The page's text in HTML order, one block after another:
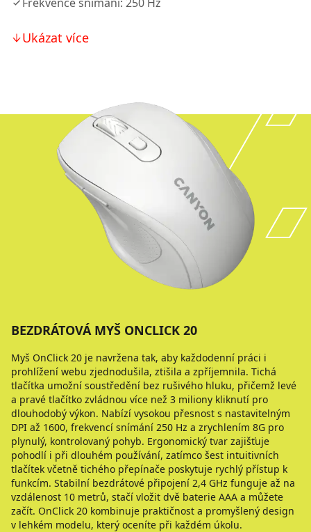
Ukázat více
BEZDRÁTOVÁ MYŠ ONCLICK 20
Myš OnClick 20 je navržena tak, aby každodenní práci i
prohlížení webu zjednodušila, ztišila a zpříjemnila. Tichá
tlačítka umožní soustředění bez rušivého hluku, přičemž levé
a pravé tlačítko zvládnou více než 3 miliony kliknutí pro
dlouhodobý výkon. Nabízí vysokou přesnost s nastavitelným
DPI až 1600, frekvencí snímání 250 Hz a zrychlením 8G pro
plynulý, kontrolovaný pohyb. Ergonomický tvar zajišťuje
pohodlí i při dlouhém používání, zatímco šest intuitivních
tlačítek včetně tichého přepínače poskytuje rychlý přístup k
funkcím. Stabilní bezdrátové připojení 2,4 GHz funguje až na
vzdálenost 10 metrů, stačí vložit dvě baterie AAA a můžete
začít. OnClick 20 kombinuje praktičnost a promyšlený design
v lehkém modelu, který oceníte při každém úkolu.